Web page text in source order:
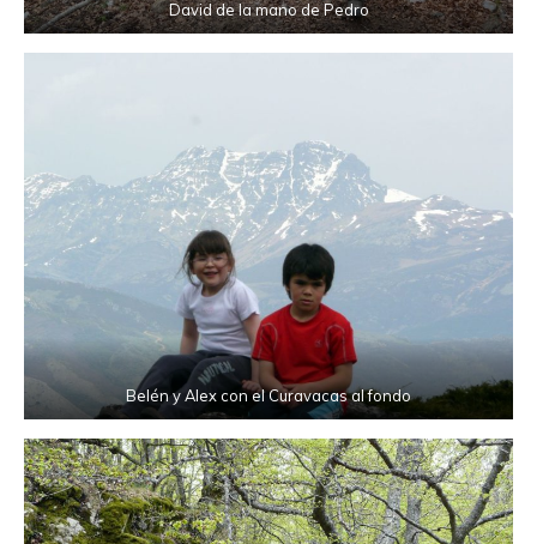
David de la mano de Pedro
Belén y Alex con el Curavacas al fondo